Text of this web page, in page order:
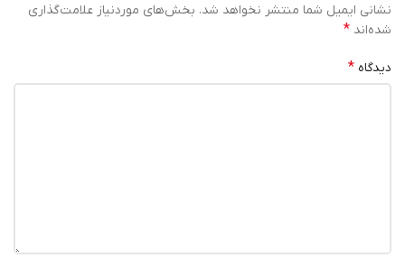
نشانی ایمیل شما منتشر نخواهد شد. بخش‌های موردنیاز علامت‌گذاری
شده‌اند *
دیدگاه *